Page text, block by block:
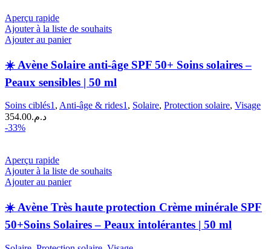
Aperçu rapide
Ajouter à la liste de souhaits
Ajouter au panier
☀️ Avène Solaire anti-âge SPF 50+ Soins solaires –
Peaux sensibles | 50 ml
Soins ciblés1 , Anti-âge & rides1 , Solaire, Protection solaire, Visage
د.م.354.00
-33%
Aperçu rapide
Ajouter à la liste de souhaits
Ajouter au panier
☀️ Avène Très haute protection Crème minérale SPF
50+Soins Solaires – Peaux intolérantes | 50 ml